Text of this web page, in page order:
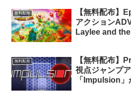
無料配布
【無料配布】
アクション
Laylee and
無料配布
【無料配布】
視点ジャンプ
「Impulsion